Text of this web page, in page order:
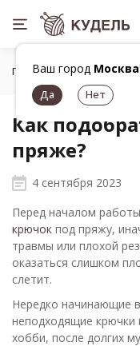
Ваш город Москва
Главная Статьи
Как
пряже?
4 сентября 2023
Перед началом
крючок под пряжу,
травмы или плохой
оказаться слишком
слетит.
Нередко начинающие
неподходящие крючки
хобби, после долгих